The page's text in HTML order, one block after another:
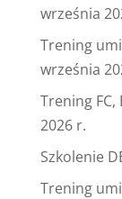
września
Trening
września
Trening
2026 r.
Szkolenie
Trening